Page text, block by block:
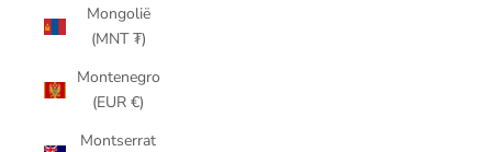
Mongolië
(MNT ₮)
Montenegro
(EUR €)
Montserrat